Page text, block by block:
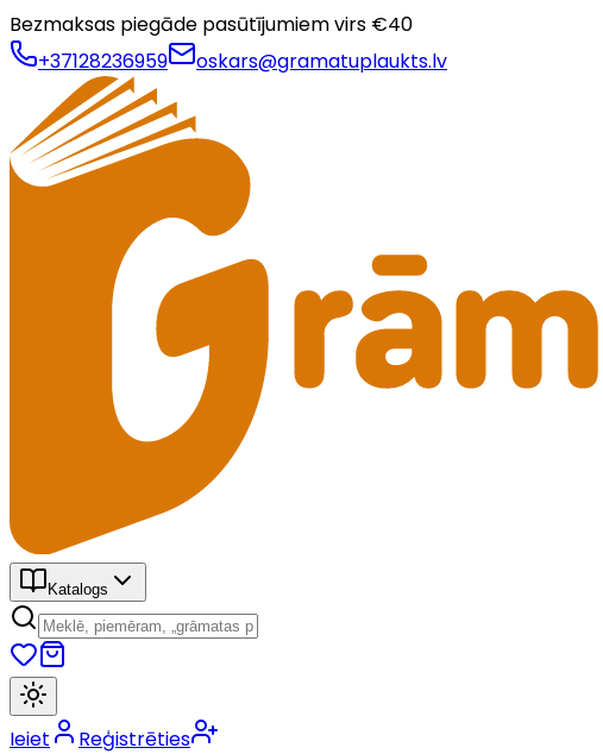
Bezmaksas piegāde pasūtījumiem virs €40
+37128236959
oskars@gramatuplaukts.lv
Katalogs
Ieiet Reģistrēties